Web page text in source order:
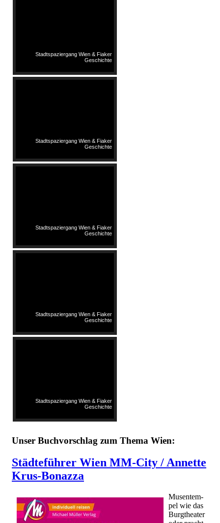
Stadtspaziergang Wien & Fiaker
Geschichte
Stadtspaziergang Wien & Fiaker
Geschichte
Stadtspaziergang Wien & Fiaker
Geschichte
Stadtspaziergang Wien & Fiaker
Geschichte
Stadtspaziergang Wien & Fiaker
Geschichte
Unser Buchvorschlag zum Thema Wien:
Städteführer Wien MM-City /Annette
Krus-Bonazza
Mu­sen­tem­
pel wie das
Burg­thea­ter